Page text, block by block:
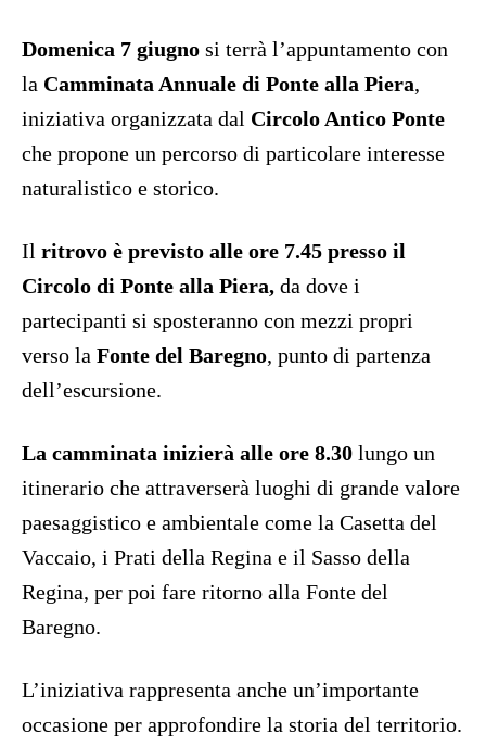
Domenica 7 giugno si terrà l’appuntamento con
la Camminata Annuale di Ponte alla Piera,
iniziativa organizzata dal Circolo Antico Ponte
che propone un percorso di particolare interesse
naturalistico e storico.
Il ritrovo è previsto alle ore 7.45 presso il
Circolo di Ponte alla Piera, da dove i
partecipanti si sposteranno con mezzi propri
verso la Fonte del Baregno, punto di partenza
dell’escursione.
La camminata inizierà alle ore 8.30 lungo un
itinerario che attraverserà luoghi di grande valore
paesaggistico e ambientale come la Casetta del
Vaccaio, i Prati della Regina e il Sasso della
Regina, per poi fare ritorno alla Fonte del
Baregno.
L’iniziativa rappresenta anche un’importante
occasione per approfondire la storia del territorio.